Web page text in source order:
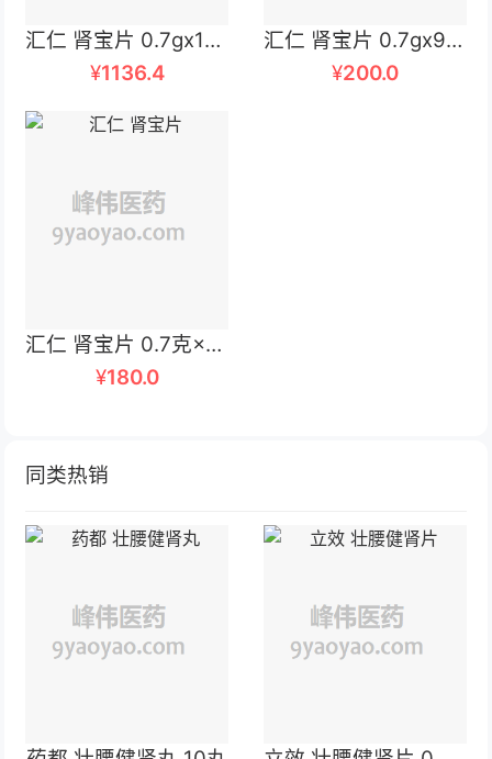
汇仁 肾宝片 0.7gx126片x4瓶/盒
¥1136.4
汇仁 肾宝片 0.7gx9片x14板/盒
¥200.0
汇仁 肾宝片 0.7克×9片×8板
¥180.0
同类热销